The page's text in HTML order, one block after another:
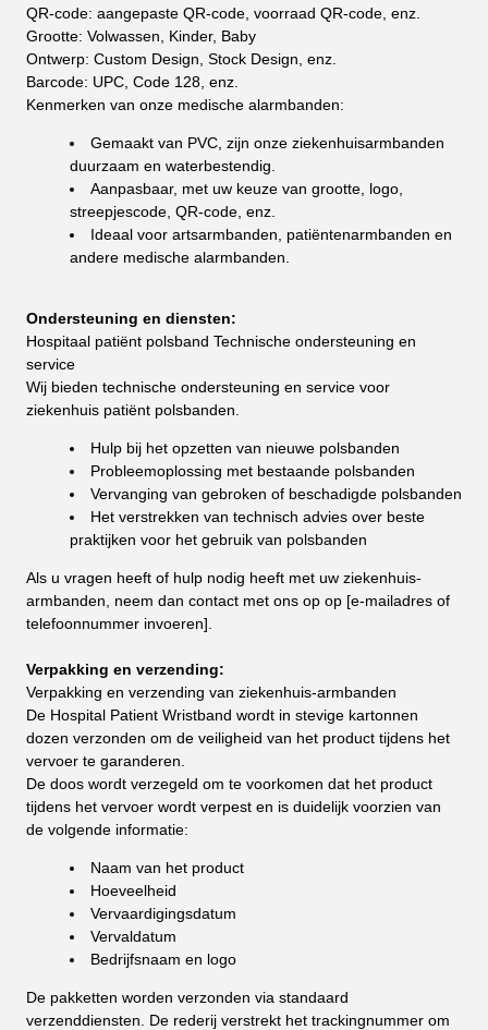
QR-code: aangepaste QR-code, voorraad QR-code, enz.
Grootte: Volwassen, Kinder, Baby
Ontwerp: Custom Design, Stock Design, enz.
Barcode: UPC, Code 128, enz.
Kenmerken van onze medische alarmbanden:
Gemaakt van PVC, zijn onze ziekenhuisarmbanden
duurzaam en waterbestendig.
Aanpasbaar, met uw keuze van grootte, logo,
streepjescode, QR-code, enz.
Ideaal voor artsarmbanden, patiëntenarmbanden en
andere medische alarmbanden.
Ondersteuning en diensten:
Hospitaal patiënt polsband Technische ondersteuning en
service
Wij bieden technische ondersteuning en service voor
ziekenhuis patiënt polsbanden.
Hulp bij het opzetten van nieuwe polsbanden
Probleemoplossing met bestaande polsbanden
Vervanging van gebroken of beschadigde polsbanden
Het verstrekken van technisch advies over beste
praktijken voor het gebruik van polsbanden
Als u vragen heeft of hulp nodig heeft met uw ziekenhuis-
armbanden, neem dan contact met ons op op [e-mailadres of
telefoonnummer invoeren].
Verpakking en verzending:
Verpakking en verzending van ziekenhuis-armbanden
De Hospital Patient Wristband wordt in stevige kartonnen
dozen verzonden om de veiligheid van het product tijdens het
vervoer te garanderen.
De doos wordt verzegeld om te voorkomen dat het product
tijdens het vervoer wordt verpest en is duidelijk voorzien van
de volgende informatie:
Naam van het product
Hoeveelheid
Vervaardigingsdatum
Vervaldatum
Bedrijfsnaam en logo
De pakketten worden verzonden via standaard
verzenddiensten. De rederij verstrekt het trackingnummer om